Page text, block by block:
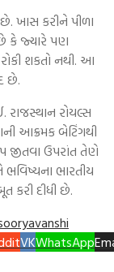
ખાસ કરીને પીળા
છે કે જ્યારે પણ
શકતો નથી. આ
છે.
રોયલ્સ
આક્રમક બેટિંગથી
જીતવા ઉપરાંત તેણે
ભારતીય
કરી દીધી છે.
VKWhatsApp